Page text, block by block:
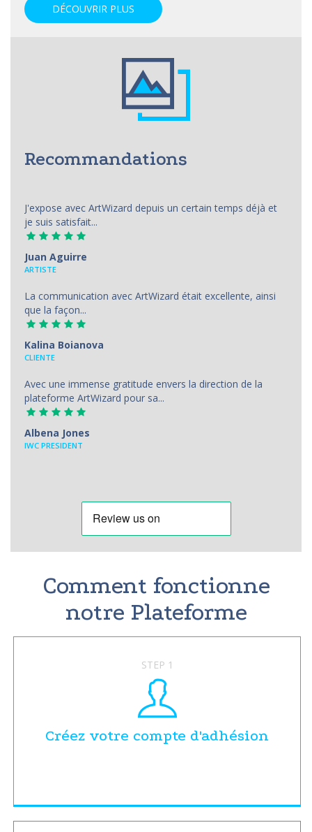
DÉCOUVRIR PLUS
Recommandations
J'expose avec ArtWizard depuis un certain temps déjà et
je suis satisfait...
Juan Aguirre
АRTISTE
La communication avec ArtWizard était excellente, ainsi
que la façon...
Kalina Boianova
CLIENTE
Avec une immense gratitude envers la direction de la
plateforme ArtWizard pour sa...
Albena Jones
IWC PRESIDENT
Comment fonctionne
notre Plateforme
STEP 1
Créez votre compte d'adhésion